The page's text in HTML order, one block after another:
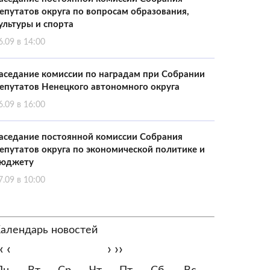
округа по вопросам образования,
и спорта
в 14:00
комиссии по наградам при Собрании
Ненецкого автономного округа
в 16:00
постоянной комиссии Собрания
округа по экономической политике и
в 10:00
новостей
‹ › ››